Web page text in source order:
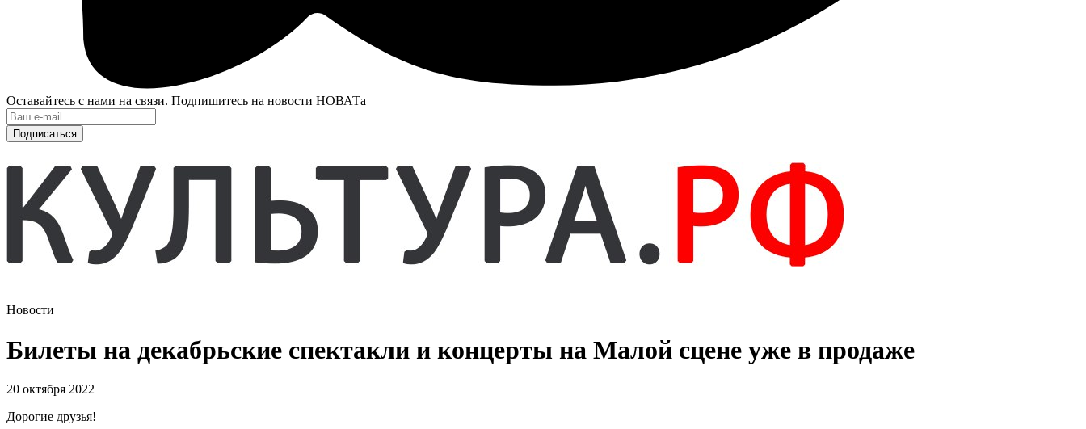
Оставайтесь с нами на связи. Подпишитесь на новости НОВАТа
Подписаться
Новости
Билеты на декабрьские спектакли и концерты на Малой сцене уже в продаже
20 октября 2022
Дорогие друзья!